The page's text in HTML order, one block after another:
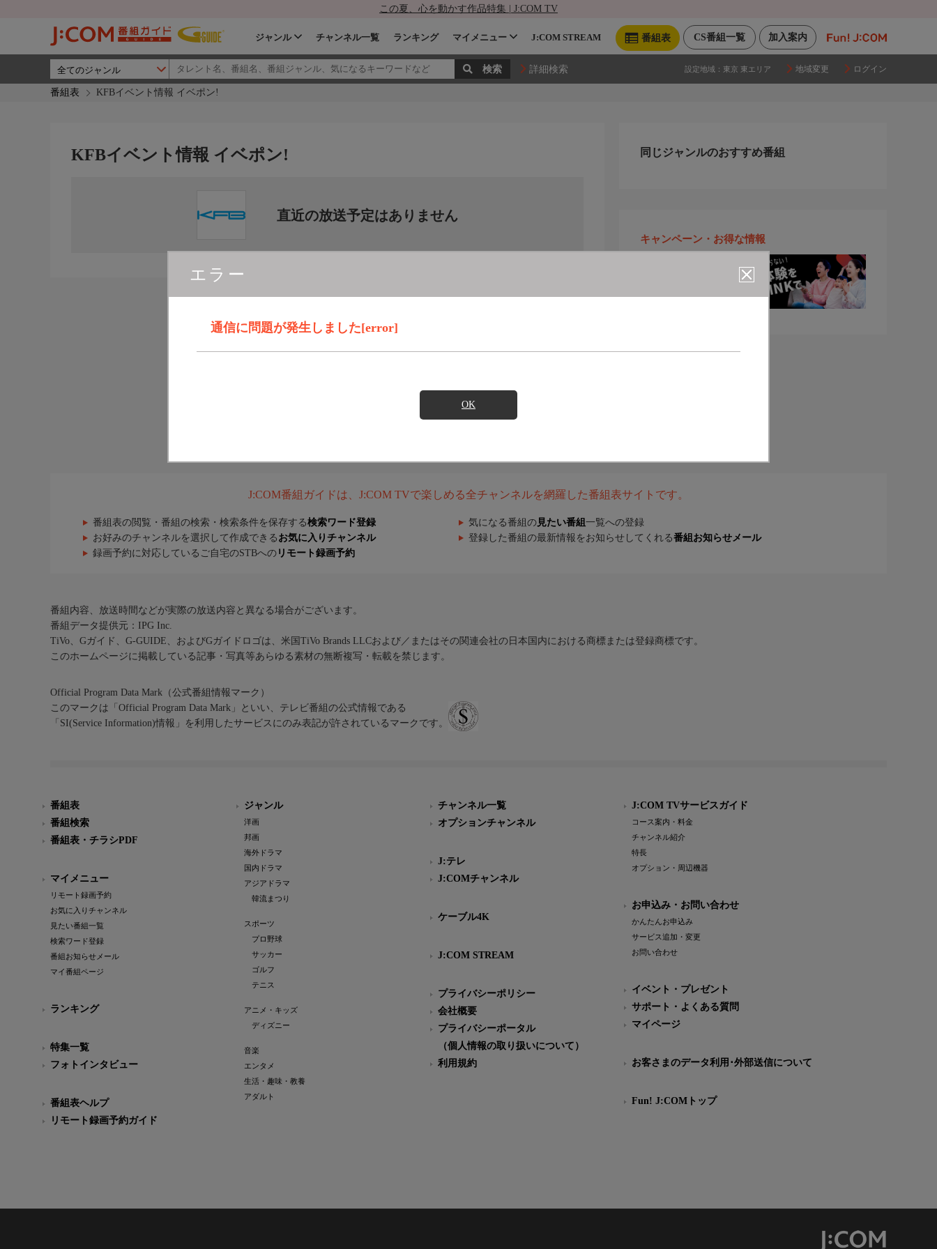
この夏、心を動かす作品特集 | J:COM TV
加入案内
CS番組一覧
番組表
ジャンル チャンネル一覧 ランキング マイメニュー J:COM STREAM
詳細検索 設定地域： 東京 東エリア 地域変更 ログイン
番組表 KFBイベント情報 イベポン!
エラー
通信に問題が発生しました[error]
OK
KFBイベント情報 イベポン!
直近の放送予定はありません
同じジャンルのおすすめ番組
キャンペーン・お得な情報
J:COM番組ガイドは、J:COM TVで楽しめる全チャンネルを網羅した番組表サイトです。
番組表の閲覧・番組の検索・検索条件を保存する検索ワード登録 気になる番組の 見たい番組 一覧への登録
お好みのチャンネルを選択して作成できる お気に入りチャンネル 登録した番組の最新情報をお知らせしてくれる番組お知らせメール
録画予約に対応しているご自宅のSTBへの リモート録画予約
番組内容、放送時間などが実際の放送内容と異なる場合がございます。
番組データ提供元：IPG Inc.
TiVo、Gガイド、G-GUIDE、およびGガイドロゴは、米国TiVo Brands LLCおよび／またはその関連会社の日本国内における商標または登録商標です。
このホームページに掲載している記事・写真等あらゆる素材の無断複写・転載を禁じます。
Official Program Data Mark（公式番組情報マーク）
このマークは「Official Program Data Mark」といい、テレビ番組の公式情報である
「SI(Service Information)情報」を利用したサービスにのみ表記が許されているマークです。
番組表
番組検索
番組表・チラシPDF
マイメニュー
リモート録画予約
お気に入りチャンネル
見たい番組一覧
検索ワード登録
番組お知らせメール
マイ番組ページ
ランキング
特集一覧
フォトインタビュー
番組表ヘルプ
リモート録画予約ガイド
ジャンル
洋画
邦画
海外ドラマ
国内ドラマ
アジアドラマ
韓流まつり
スポーツ
プロ野球
サッカー
ゴルフ
テニス
アニメ・キッズ
ディズニー
音楽
エンタメ
生活・趣味・教養
アダルト
チャンネル一覧
オプションチャンネル
J:テレ
J:COMチャンネル
ケーブル4K
J:COM STREAM
プライバシーポリシー
会社概要
プライバシーポータル
（個人情報の取り扱いについて）
利用規約
J:COM TVサービスガイド
コース案内・料金
チャンネル紹介
特長
オプション・周辺機器
お申込み・お問い合わせ
かんたんお申込み
サービス追加・変更
お問い合わせ
イベント・プレゼント
サポート・よくある質問
マイページ
お客さまのデータ利用･外部送信について
Fun! J:COMトップ